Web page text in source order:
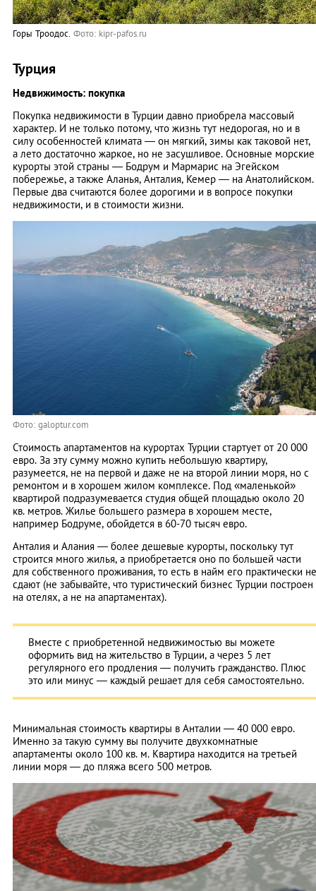
Горы Троодос. Фото: kipr-pafos.ru
Турция
Недвижимость: покупка
Покупка недвижимости в Турции давно приобрела массовый
характер. И не только потому, что жизнь тут недорогая, но и в
силу особенностей климата — он мягкий, зимы как таковой нет,
а лето достаточно жаркое, но не засушливое. Основные морские
курорты этой страны — Бодрум и Мармарис на Эгейском
побережье, а также Аланья, Анталия, Кемер — на Анатолийском.
Первые два считаются более дорогими и в вопросе покупки
недвижимости, и в стоимости жизни.
Фото: galoptur.com
Стоимость апартаментов на курортах Турции стартует от 20 000
евро. За эту сумму можно купить небольшую квартиру,
разумеется, не на первой и даже не на второй линии моря, но с
ремонтом и в хорошем жилом комплексе. Под «маленькой»
квартирой подразумевается студия общей площадью около 20
кв. метров. Жилье большего размера в хорошем месте,
например Бодруме, обойдется в 60-70 тысяч евро.
Анталия и Алания — более дешевые курорты, поскольку тут
строится много жилья, а приобретается оно по большей части
для собственного проживания, то есть в найм его практически не
сдают (не забывайте, что туристический бизнес Турции построен
на отелях, а не на апартаментах).
Вместе с приобретенной недвижимостью вы можете
оформить вид на жительство в Турции, а через 5 лет
регулярного его продления — получить гражданство. Плюс
это или минус — каждый решает для себя самостоятельно.
Минимальная стоимость квартиры в Анталии — 40 000 евро.
Именно за такую сумму вы получите двухкомнатные
апартаменты около 100 кв. м. Квартира находится на третьей
линии моря — до пляжа всего 500 метров.